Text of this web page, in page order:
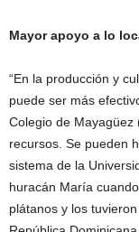
Mayor apoyo a lo
“En la producción y
puede ser más
Colegio de Mayagüez
recursos. Se pueden
sistema de la
huracán María
plátanos y los